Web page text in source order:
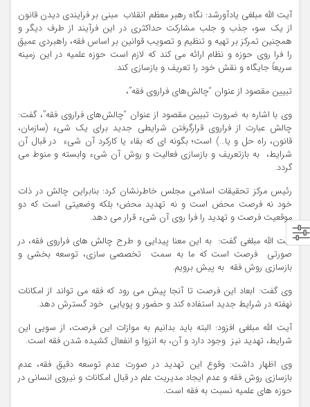
آیت الله مبلغی یادآورشد: نگاه رهبر معظم انقلاب مبنی بر فرایندی دیدن قانون
از یک سو، جذب و جلب مشارکت حداکثری در این فرآیند از طرف دیگر و
همچنین تمرکز بر تهیه و تنظیم و تصویب قوانین بر اساس فقه، راهبردی عمیق
را فرا روی حوزه و نظام ارائه می کند که لازم است حوزه علمیه در این زمینه
سریعاً جایگاه و نقش خود را تعریف و بازسازی کند.
تبیین مقصود از عنوان “چالش‌های فراروی فقه”،
وی با اشاره به ضرورت تبیین مقصود از عنوان “چالش‌های فراروی فقه”، گفت:
چالش عبارت از فراروی قرارگرفتن شرایطی جدید برای یک شیء (سازمان،
قانون، راه حل و یا…) است؛ بگونه ای که بقاء یا کارکرد آن شیء در قبال آن
شرایط، به بازتعریف و بازسازی فعالیت و روش آن شیء وابسته و منوط می
گردد.
رئیس مرکز تحقیقات اسلامی مجلس خاطرنشان کرد: بنابراین چالش در ذات
خود نه فرصت محض است و نه تهدید محض؛ بلکه وضعیتی است که دو
موقعیت فرصت و تهديد را فرا روی آن شیء قرار می دهد.
آیت الله مبلغی گفت: به این معنا پیدایی و طرح چالش های فراروی فقه، در
صورتی فرصت است که ما به سمت تخصصی سازی، توسعه بخشی و
بازسازی روش فقه به پیش برویم.
وی گفت: ابعاد این فرصت تا آنجا پیش می رود که فقه می تواند از امکانات
نهفته در شرایط جدید استفاده کند و حضور و پویایی خود گسترش دهد.
آیت الله مبلغی افزود: البته باید بدانیم به موازات این فرصت، از سویی این
شرایط، تهدید نیز وجود دارد و آن، به انزوا و انفعال کشیده شدن فقه است.
وی اظهار داشت: وقوع این تهدید در صورت عدم توسعه دقیق فقه، عدم
بازسازی روش فقه و عدم ایجاد مدیریت علم در قبال امکانات و نیروی انسانی در
حوزه های علمیه نسبت به فقه است.